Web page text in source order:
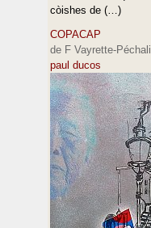
còishes de (…)
COPACAP
de F Vayrette-Péchali
paul ducos